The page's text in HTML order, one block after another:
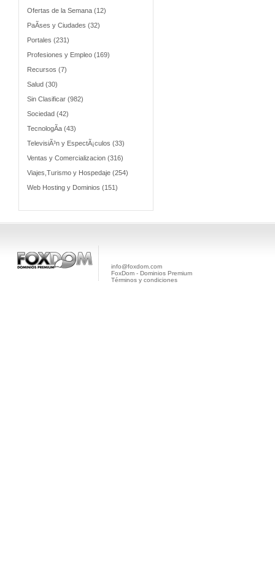
Ofertas de la Semana (12)
PaÃ­ses y Ciudades (32)
Portales (231)
Profesiones y Empleo (169)
Recursos (7)
Salud (30)
Sin Clasificar (982)
Sociedad (42)
TecnologÃ­a (43)
TelevisiÃ³n y EspectÃ¡culos (33)
Ventas y Comercializacion (316)
Viajes,Turismo y Hospedaje (254)
Web Hosting y Dominios (151)
info@foxdom.com
FoxDom - Dominios Premium
Términos y condiciones